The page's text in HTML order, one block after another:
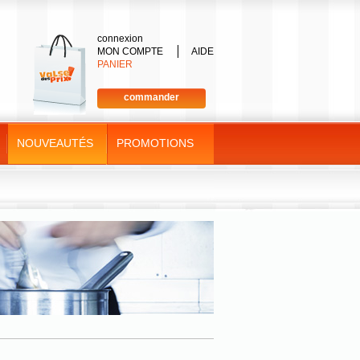
AIDE
MON COMPTE
connexion
PANIER
commander
NOUVEAUTÉS PROMOTIONS